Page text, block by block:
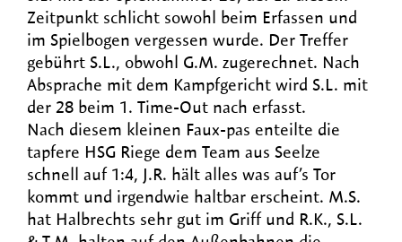
Zeitpunkt schlicht sowohl beim Erfassen und
im Spielbogen vergessen wurde. Der Treffer
gebührt S.L., obwohl G.M. zugerechnet. Nach
Absprache mit dem Kampfgericht wird S.L. mit
der 28 beim 1. Time-Out nach erfasst.
Nach diesem kleinen Faux-pas enteilte die
tapfere HSG Riege dem Team aus Seelze
schnell auf 1:4, J.R. hält alles was auf’s Tor
kommt und irgendwie haltbar erscheint. M.S.
hat Halbrechts sehr gut im Griff und R.K., S.L.